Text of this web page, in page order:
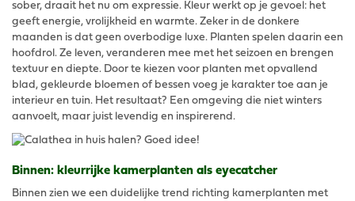
sober, draait het nu om expressie. Kleur werkt op je gevoel: het
geeft energie, vrolijkheid en warmte. Zeker in de donkere
maanden is dat geen overbodige luxe. Planten spelen daarin een
hoofdrol. Ze leven, veranderen mee met het seizoen en brengen
textuur en diepte. Door te kiezen voor planten met opvallend
blad, gekleurde bloemen of bessen voeg je karakter toe aan je
interieur en tuin. Het resultaat? Een omgeving die niet winters
aanvoelt, maar juist levendig en inspirerend.
Binnen: kleurrijke kamerplanten als eyecatcher
Binnen zien we een duidelijke trend richting kamerplanten met